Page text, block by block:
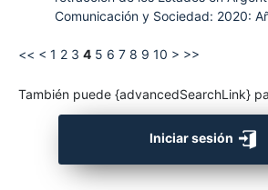
Comunicación y Sociedad: 2020:
<< < 1 2 3 4 5 6 7 8 9 10 > >>
También puede {advancedSearchLink}
Iniciar sesión